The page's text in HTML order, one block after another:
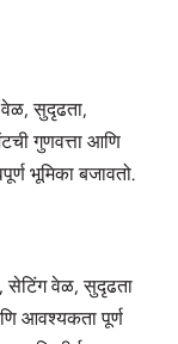
वेळ, सुदृढता,
गुणवत्ता आणि
भूमिका बजावतो.
सेटिंग वेळ, सुदृढता
आवश्यकता पूर्ण